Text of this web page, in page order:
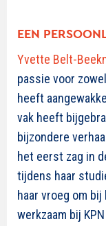
EEN
Yvette Belt-
passie voor
heeft
vak heeft
bijzondere
het eerst zag in
tijdens haar
haar vroeg om
werkzaam bij